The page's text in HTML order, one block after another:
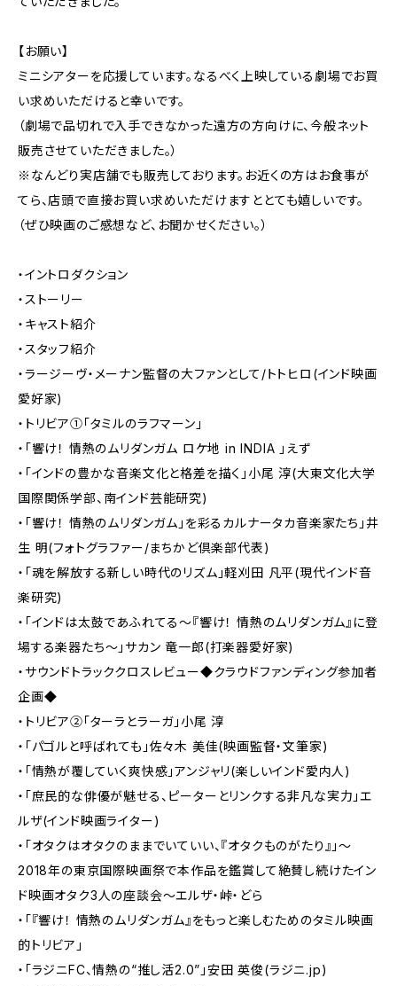
【お願い】
ミニシアターを応援しています。なるべく上映している劇場でお買
い求めいただけると幸いです。
（劇場で品切れで入手できなかった遠方の方向けに、今般ネット
販売させていただきました。）
※なんどり実店舗でも販売しております。お近くの方はお食事が
てら、店頭で直接お買い求めいただけますととても嬉しいです。
（ぜひ映画のご感想など、お聞かせください。）
・イントロダクション
・ストーリー
・キャスト紹介
・スタッフ紹介
・ラージーヴ・メーナン監督の大ファンとして/トトヒロ(インド映画
愛好家)
・トリビア①「タミルのラフマーン」
・「響け！ 情熱のムリダンガム ロケ地 in INDIA 」えず
・「インドの豊かな音楽文化と格差を描く」小尾 淳(大東文化大学
国際関係学部、南インド芸能研究)
・「響け！ 情熱のムリダンガム」を彩るカルナータカ音楽家たち」井
生 明(フォトグラファー/まちかど倶楽部代表)
・「魂を解放する新しい時代のリズム」軽刈田 凡平(現代インド音
楽研究)
・「インドは太鼓であふれてる～『響け！ 情熱のムリダンガム』に登
場する楽器たち～」サカン 竜一郎(打楽器愛好家)
・サウンドトラッククロスレビュー◆クラウドファンディング参加者
企画◆
・トリビア②「ターラとラーガ」小尾 淳
・「パゴルと呼ばれても」佐々木 美佳(映画監督・文筆家)
・「情熱が覆していく爽快感」アンジャリ(楽しいインド愛内人)
・「庶民的な俳優が魅せる、ピーターとリンクする非凡な実力」エ
ルザ(インド映画ライター)
・「オタクはオタクのままでいていい、『オタクものがたり』」〜
2018年の東京国際映画祭で本作品を鑑賞して絶賛し続けたイン
ド映画オタク3人の座談会〜エルザ・峠・どら
・「『響け！ 情熱のムリダンガム』をもっと楽しむためのタミル映画
的トリビア」
・「ラジニFC、情熱の“推し活2.0”」安田 英俊(ラジニ.jp)